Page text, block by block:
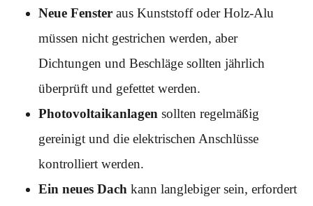
Neue Fenster aus Kunststoff oder Holz-Alu
müssen nicht gestrichen werden, aber
Dichtungen und Beschläge sollten jährlich
überprüft und gefettet werden.
Photovoltaikanlagen sollten regelmäßig
gereinigt und die elektrischen Anschlüsse
kontrolliert werden.
Ein neues Dach kann langlebiger sein, erfordert